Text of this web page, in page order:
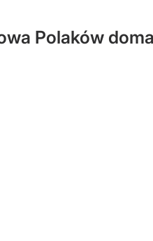
Polaków